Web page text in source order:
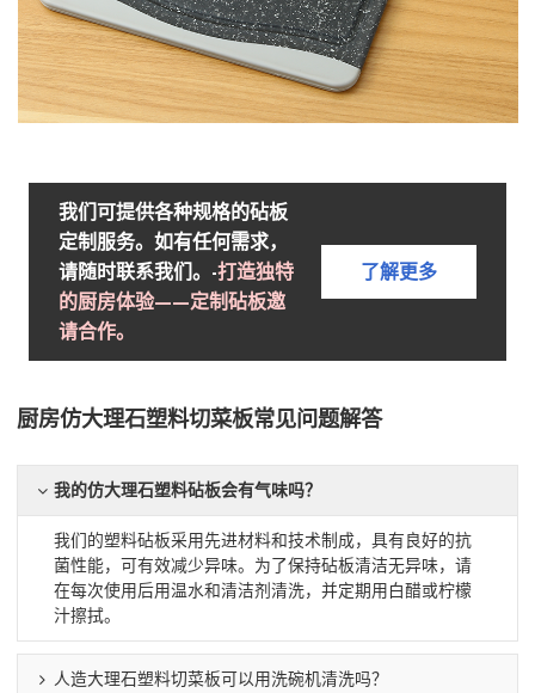
我们可提供各种规格的砧板
定制服务。如有任何需求，
请随时联系我们。-打造独特
的厨房体验——定制砧板邀
请合作。
了解更多
厨房仿大理石塑料切菜板常见问题解答
我的仿大理石塑料砧板会有气味吗？
我们的塑料砧板采用先进材料和技术制成，具有良好的抗
菌性能，可有效减少异味。为了保持砧板清洁无异味，请
在每次使用后用温水和清洁剂清洗，并定期用白醋或柠檬
汁擦拭。
人造大理石塑料切菜板可以用洗碗机清洗吗？